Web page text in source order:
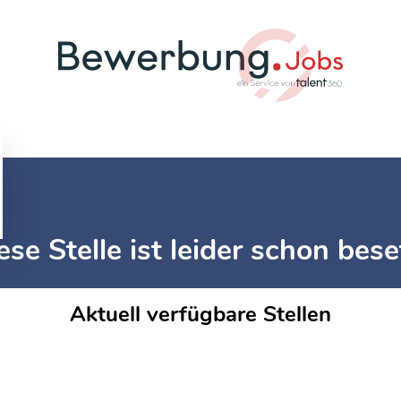
Stelle ist leider schon
Aktuell verfügbare Stellen